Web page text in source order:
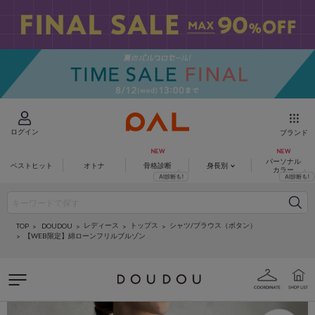
ログイン ブランド
ベストヒット オトナ 骨格診断 身長別
パーソナル
カラー
TOP DOUDOU レディース トップス
シャツ/ブラウス（ボタン）
【WEB限定】綿ローンフリルブルゾン